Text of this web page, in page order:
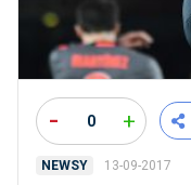
- 0 +
NEWSY 13-09-2017